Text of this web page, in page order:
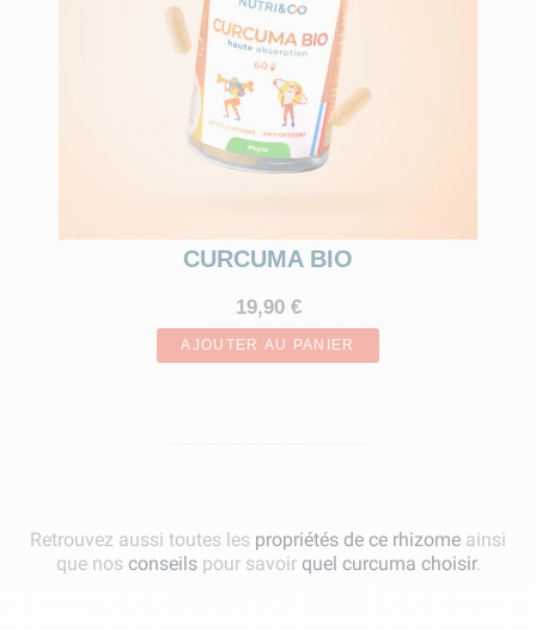
CURCUMA BIO
19,90 €
AJOUTER AU PANIER
Retrouvez aussi toutes les propriétés de ce rhizome ainsi
que nos conseilspour savoir quel curcuma choisir.